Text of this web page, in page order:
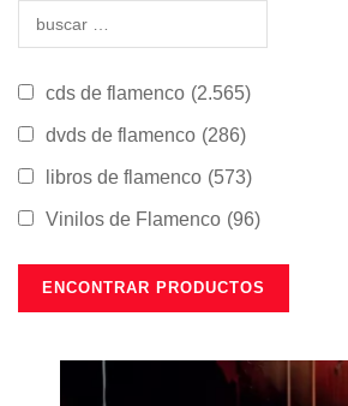
cds de flamenco (2.565)
dvds de flamenco (286)
libros de flamenco (573)
Vinilos de Flamenco (96)